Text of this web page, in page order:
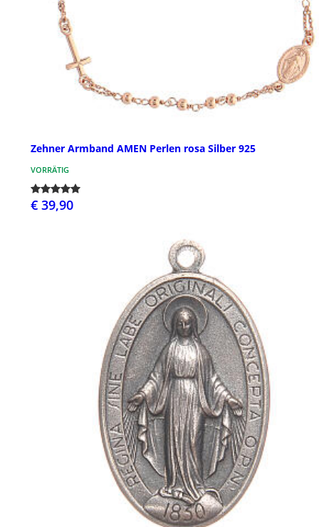
Zehner Armband AMEN Perlen rosa Silber 925
VORRÄTIG
€ 39,90